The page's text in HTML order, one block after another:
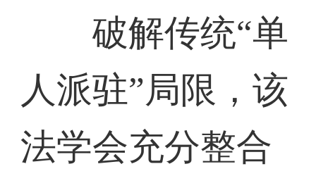
破解传统“单
人派驻”局限，该
法学会充分整合